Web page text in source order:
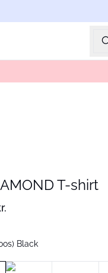
T-shirt
Black